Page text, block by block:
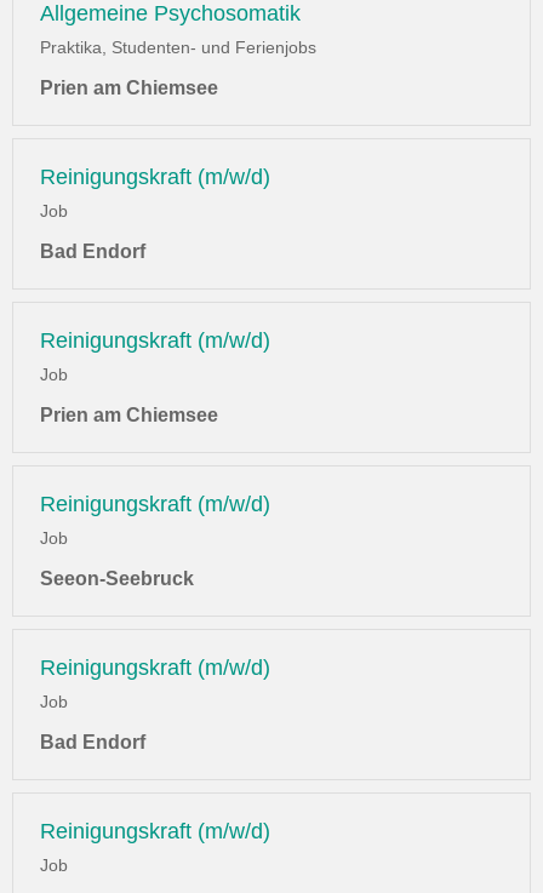
Allgemeine Psychosomatik
Praktika, Studenten- und Ferienjobs
Prien am Chiemsee
Reinigungskraft (m/w/d)
Job
Bad Endorf
Reinigungskraft (m/w/d)
Job
Prien am Chiemsee
Reinigungskraft (m/w/d)
Job
Seeon-Seebruck
Reinigungskraft (m/w/d)
Job
Bad Endorf
Reinigungskraft (m/w/d)
Job